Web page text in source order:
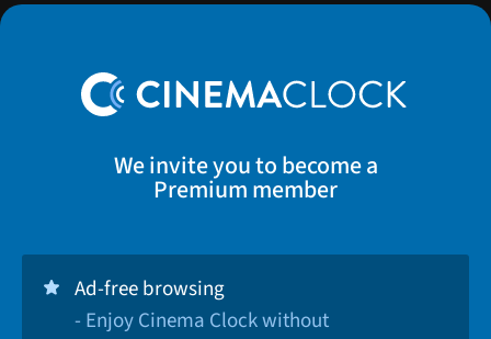
We invite you to become a
Premium member
Ad-free browsing
- Enjoy Cinema Clock without